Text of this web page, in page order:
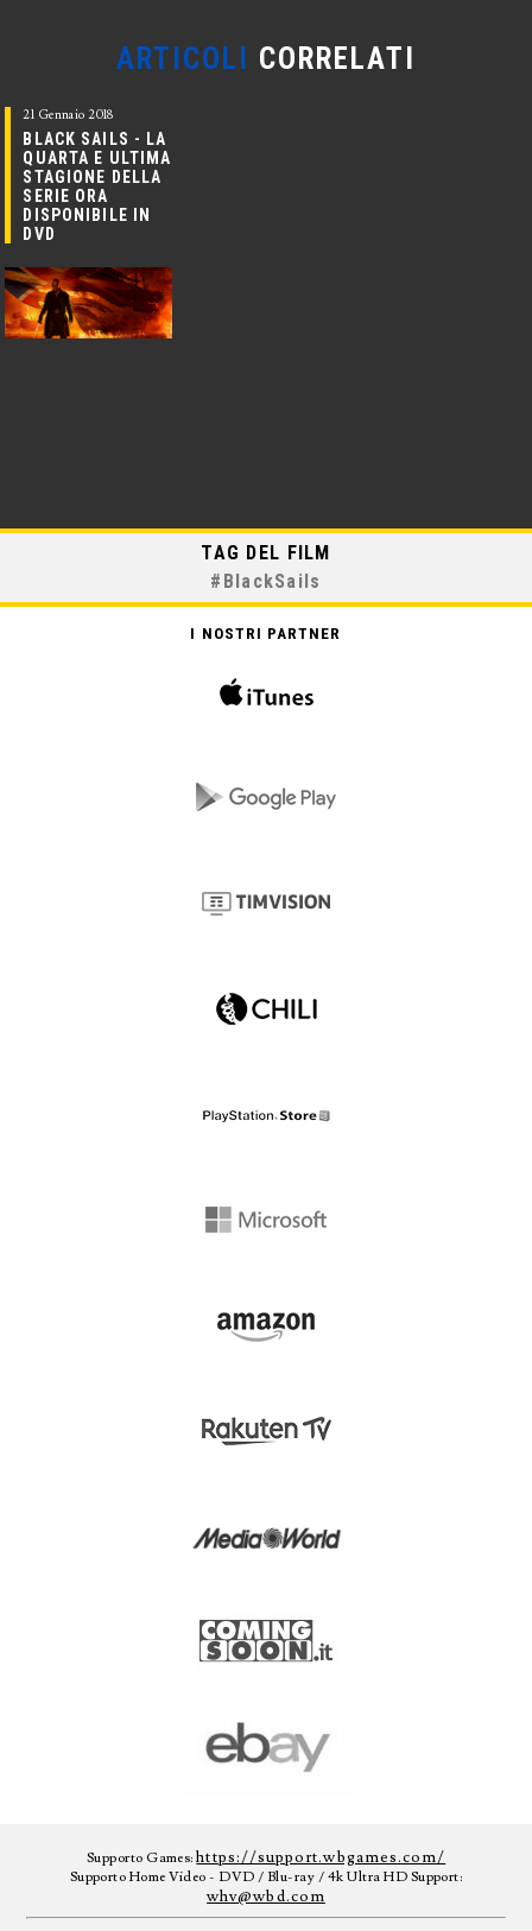
ARTICOLI CORRELATI
21 Gennaio 2018
BLACK SAILS - LA
QUARTA E ULTIMA
STAGIONE DELLA
SERIE ORA
DISPONIBILE IN
DVD
TAG DEL FILM
# BlackSails
I NOSTRI PARTNER
Supporto Games:https://support.wbgames.com/
Supporto Home Video - DVD / Blu-ray / 4k Ultra HD Support:
whv@wbd.com